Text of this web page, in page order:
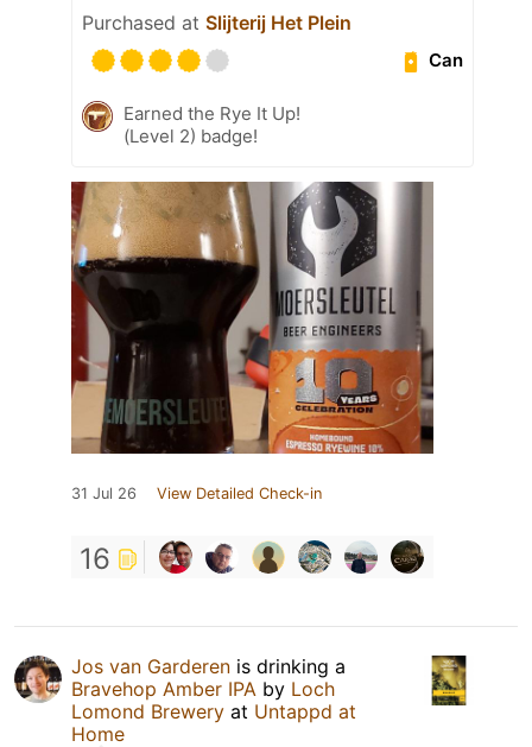
Purchased at Slijterij Het Plein
Can
Earned the Rye It Up!
(Level 2) badge!
31 Jul 26 View Detailed Check-in
16
Jos van Garderen is drinking a
Bravehop Amber IPA by Loch
Lomond Brewery at Untappd at
Home